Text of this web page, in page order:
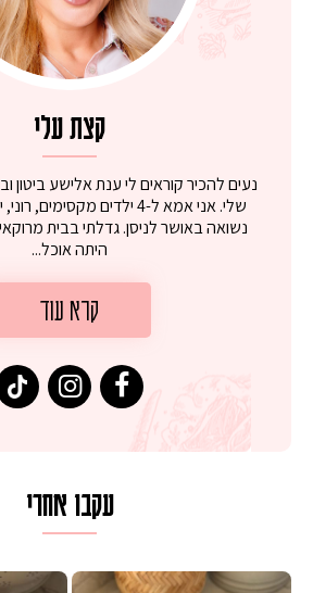
קצת עלי
נעים להכיר קוראים לי ענת אלישע ביטון
שלי. אני אמא ל-4 ילדים
נשואה באושר לניסן. גדלתי בבית
היתה אוכל...
קרא עוד
עקבו אחרי
על מחבת עם גבינה בולגרית מעודנת מ